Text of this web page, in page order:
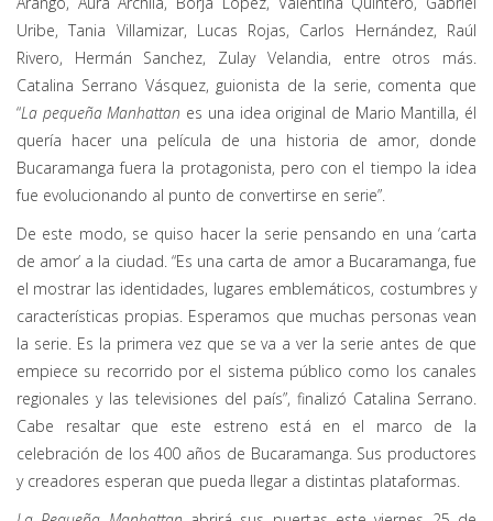
Uribe, Tania Villamizar, Lucas Rojas, Carlos Hernández, Raúl
Rivero, Hermán Sanchez, Zulay Velandia, entre otros más.
Catalina Serrano Vásquez, guionista de la serie, comenta que
“La pequeña Manhattan es una idea original de Mario Mantilla, él
quería hacer una película de una historia de amor, donde
Bucaramanga fuera la protagonista, pero con el tiempo la idea
fue evolucionando al punto de convertirse en serie”.
De este modo, se quiso hacer la serie pensando en una ‘carta
de amor’ a la ciudad. “Es una carta de amor a Bucaramanga, fue
el mostrar las identidades, lugares emblemáticos, costumbres y
características propias. Esperamos que muchas personas vean
la serie. Es la primera vez que se va a ver la serie antes de que
empiece su recorrido por el sistema público como los canales
regionales y las televisiones del país”, finalizó Catalina Serrano.
Cabe resaltar que este estreno está en el marco de la
celebración de los 400 años de Bucaramanga. Sus productores
y creadores esperan que pueda llegar a distintas plataformas.